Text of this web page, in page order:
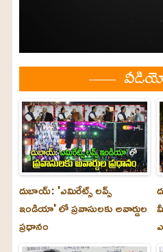
దుబాయ్: 'ఎమిరేట్స్ లవ్స్
ఇండియా' లో ప్రవాసులకు అవార్డుల
ప్రధానం